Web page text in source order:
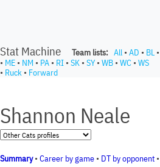
Stat Machine Team lists: All • AD • BL •
• ME • NM • PA • RI • SK • SY• WB • WC • WS
• Ruck • Forward